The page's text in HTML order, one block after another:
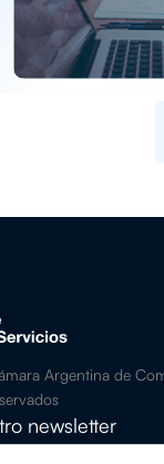
Argentina de
newsletter